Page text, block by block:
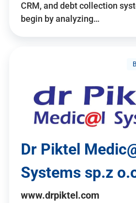
CRM, and debt collection
begin by analyzing…
Dr Piktel
Systems sp.z
www.drpiktel.com